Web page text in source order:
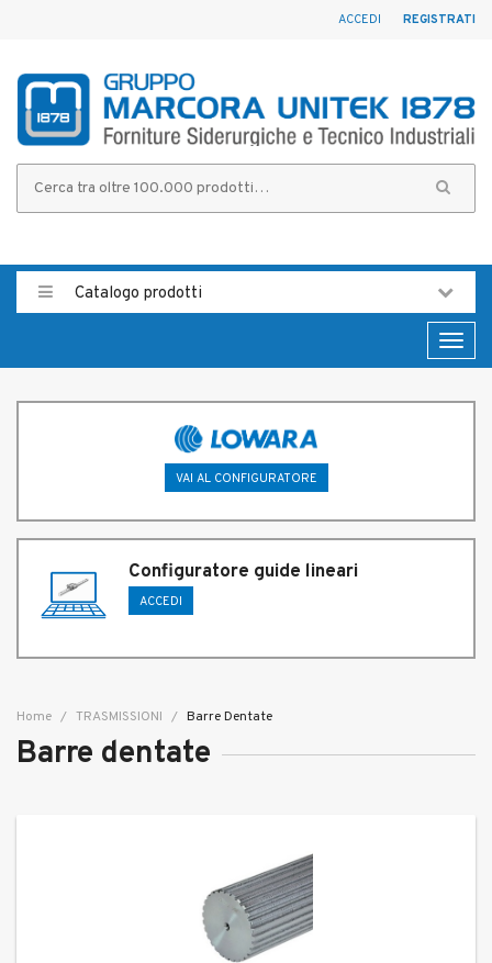
REGISTRATI
ACCEDI
Catalogo prodotti
VAI AL CONFIGURATORE
Configuratore guide lineari
ACCEDI
Home TRASMISSIONI Barre Dentate
Barre dentate